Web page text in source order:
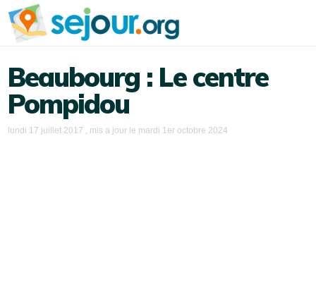
Beaubourg : Le centre
Pompidou
lundi 17 juillet 2017 , mis a jour le mardi 1er octobre 2024